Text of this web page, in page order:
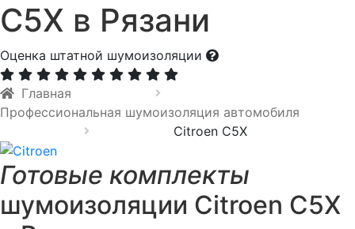
C5X в Рязани
Оценка штатной шумоизоляции
Главная
Профессиональная шумоизоляция автомобиля
Citroen C5X
Готовые комплекты
шумоизоляции Citroen C5X